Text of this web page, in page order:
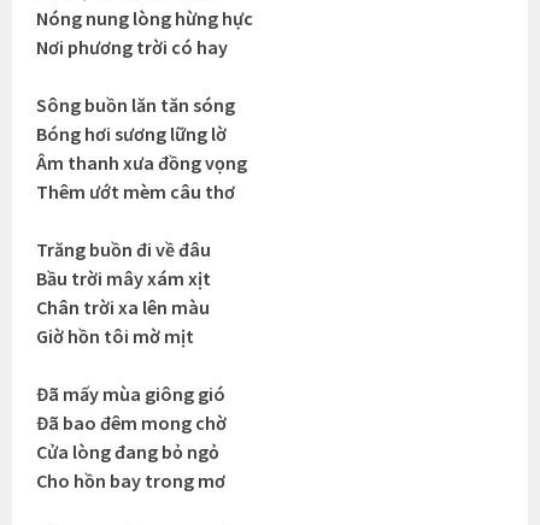
Nóng nung lòng hừng hực
Nơi phương trời có hay
Sông buồn lăn tăn sóng
Bóng hơi sương lững lờ
Âm thanh xưa đồng vọng
Thêm ướt mèm câu thơ
Trăng buồn đi về đâu
Bầu trời mây xám xịt
Chân trời xa lên màu
Giờ hồn tôi mờ mịt
Đã mấy mùa giông gió
Đã bao đêm mong chờ
Cửa lòng đang bỏ ngỏ
Cho hồn bay trong mơ